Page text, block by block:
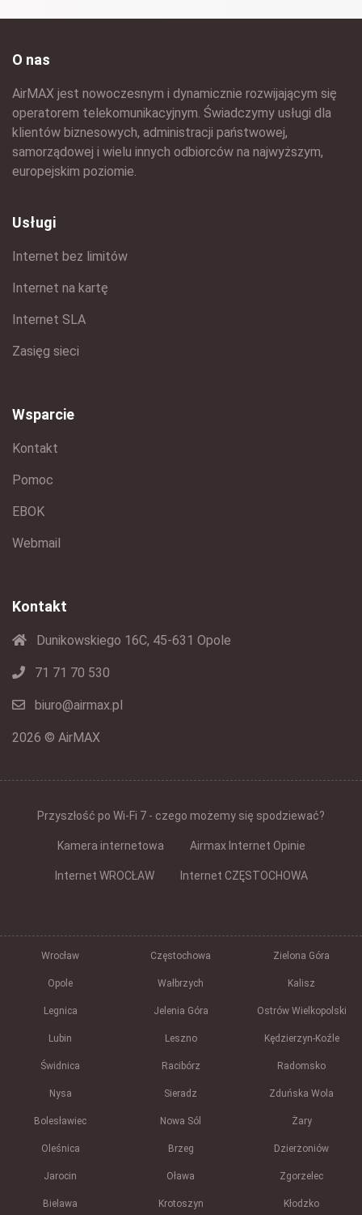
O nas
AirMAX jest nowoczesnym i dynamicznie rozwijającym się
operatorem telekomunikacyjnym. Świadczymy usługi dla
klientów biznesowych, administracji państwowej,
samorządowej i wielu innych odbiorców na najwyższym,
europejskim poziomie.
Usługi
Internet bez limitów
Internet na kartę
Internet SLA
Zasięg sieci
Wsparcie
Kontakt
Pomoc
EBOK
Webmail
Kontakt
Dunikowskiego 16C, 45-631 Opole
71 71 70 530
biuro@airmax.pl
2026 © AirMAX
Przyszłość po Wi-Fi 7 - czego możemy się spodziewać?
Kamera internetowa Airmax Internet Opinie
Internet WROCŁAW Internet CZĘSTOCHOWA
Wrocław Częstochowa Zielona Góra
Opole Wałbrzych Kalisz
Legnica Jelenia Góra Ostrów Wielkopolski
Lubin Leszno Kędzierzyn-Koźle
Świdnica Racibórz Radomsko
Nysa Sieradz Zduńska Wola
Bolesławiec Nowa Sól Żary
Oleśnica Brzeg Dzierżoniów
Jarocin Oława Zgorzelec
Bielawa Krotoszyn Kłodzko